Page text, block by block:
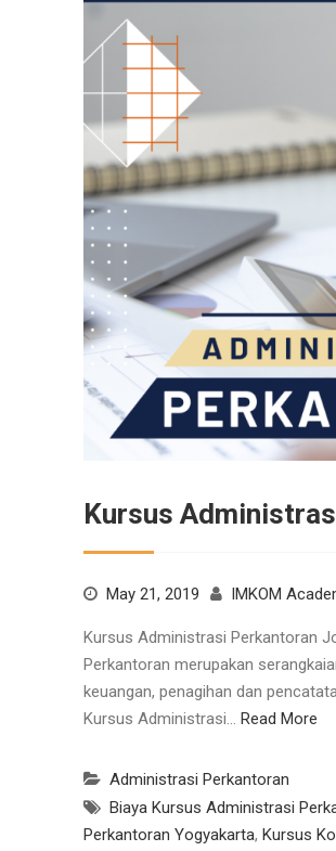
Kursus
May 21, 2019 IMKOM
Kursus Administrasi Perkantoran
Perkantoran merupakan
keuangan, penagihan dan
Kursus Administrasi… Read More
Administrasi Perkantoran
Biaya Kursus Administrasi
Perkantoran Yogyakarta, Kursus